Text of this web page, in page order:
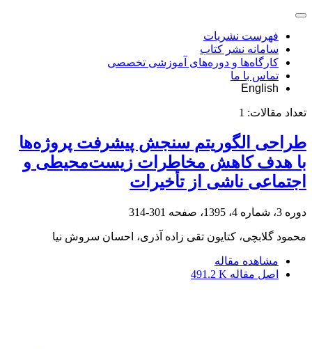
فهرست نشریات
سامانه نشر کتاب
کارگاه‌ها و دوره‌های آموزشی تخصصی
تماس با ما
English
تعداد مقالات: 1
طراحی الگوریتم سنجش پیشرفت پروژ‌ه‌ها
با هدف کاهش مخاطرات زیست‌محیطی و
اجتماعی ناشی از تأخیرات
دوره 3، شماره 4، 1395، صفحه 301-314
محمود گلابچی، کتایون تقی زاده آذری، احسان سروش نیا
مشاهده مقاله
اصل مقاله 491.2 K